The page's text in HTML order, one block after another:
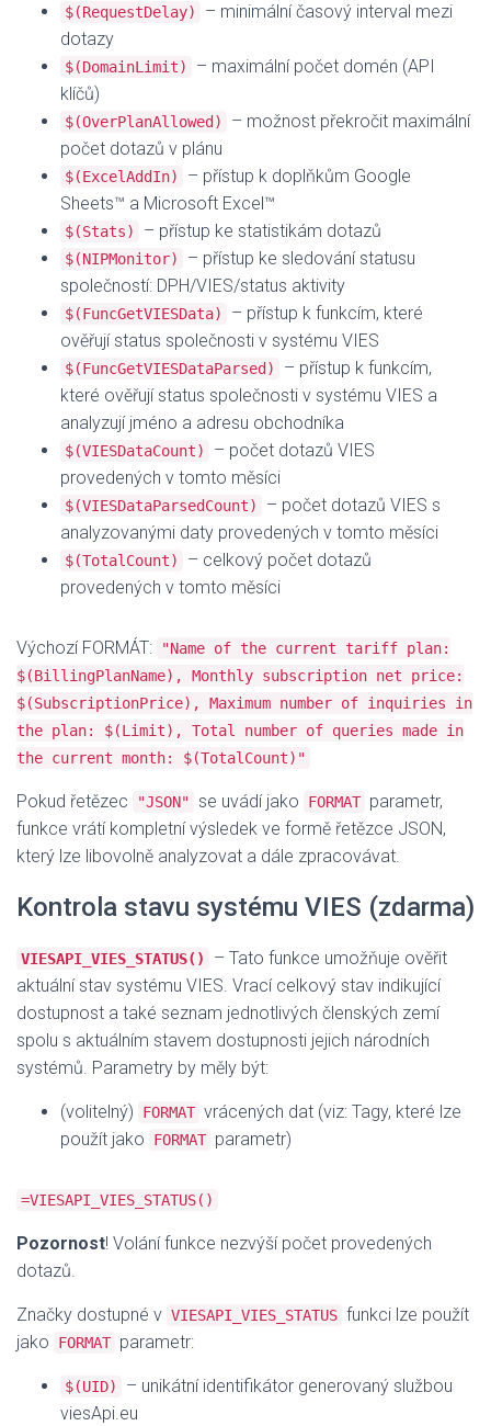
$(RequestDelay)
– minimální časový interval mezi
dotazy
$(DomainLimit)
– maximální počet domén (API
klíčů)
$(OverPlanAllowed)
– možnost překročit maximální
počet dotazů v plánu
$(ExcelAddIn)
– přístup k doplňkům Google
Sheets™ a Microsoft Excel™
$(Stats) – přístup ke statistikám dotazů
$(NIPMonitor)
– přístup ke sledování statusu
společností: DPH/VIES/status aktivity
$(FuncGetVIESData)
– přístup k funkcím, které
ověřují status společnosti v systému VIES
$(FuncGetVIESDataParsed)
– přístup k funkcím,
které ověřují status společnosti v systému VIES a
analyzují jméno a adresu obchodníka
$(VIESDataCount)
– počet dotazů VIES
provedených v tomto měsíci
$(VIESDataParsedCount)
– počet dotazů VIES s
analyzovanými daty provedených v tomto měsíci
$(TotalCount)
– celkový počet dotazů
provedených v tomto měsíci
Výchozí FORMÁT:
"Name of the current tariff plan:
$(BillingPlanName), Monthly subscription net price:
$(SubscriptionPrice), Maximum number of inquiries in
the plan: $(Limit), Total number of queries made in
the current month: $(TotalCount)"
Pokud řetězec "JSON" se uvádí jako FORMAT parametr,
funkce vrátí kompletní výsledek ve formě řetězce JSON,
který lze libovolně analyzovat a dále zpracovávat.
Kontrola stavu systému VIES (zdarma)
VIESAPI_VIES_STATUS()
– Tato funkce umožňuje ověřit
aktuální stav systému VIES. Vrací celkový stav indikující
dostupnost a také seznam jednotlivých členských zemí
spolu s aktuálním stavem dostupnosti jejich národních
systémů. Parametry by měly být:
(volitelný) FORMAT vrácených dat (viz: Tagy, které lze
použít jako
FORMAT parametr)
=VIESAPI_VIES_STATUS()
Pozornost! Volání funkce nezvýší počet provedených
dotazů.
Značky dostupné v VIESAPI_VIES_STATUS funkci lze použít
jako
FORMAT parametr:
$(UID)
– unikátní identifikátor generovaný službou
viesApi.eu